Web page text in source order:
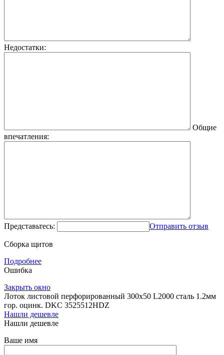
Недостатки:
Общие
впечатления:
Представьтесь: Отправить отзыв
Сборка щитов
Подробнее
Ошибка
Закрыть окно
Лоток листовой перфорированный 300х50 L2000 сталь 1.2мм
гор. оцинк. DKC 3525512HDZ
Нашли дешевле
Нашли дешевле
Ваше имя